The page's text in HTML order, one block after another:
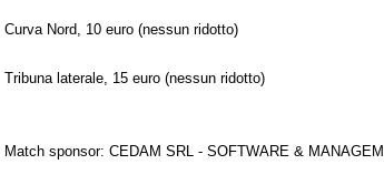
Curva Nord, 10 euro (nessun ridotto)
Tribuna laterale, 15 euro (nessun ridotto)
Match sponsor:CEDAM SRL - SOFTWARE &